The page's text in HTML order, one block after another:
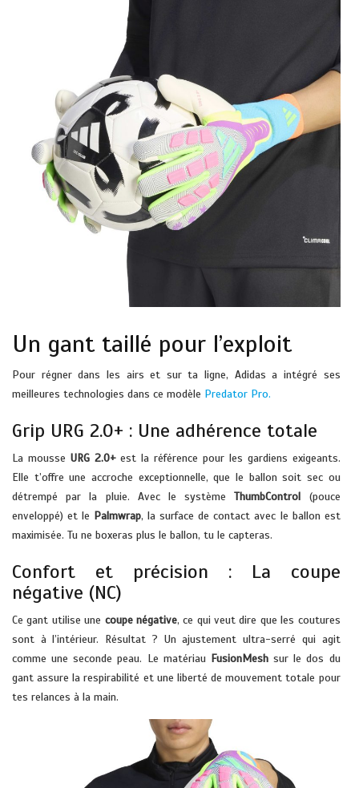
Un gant taillé pour l’exploit
Pour régner dans les airs et sur ta ligne, Adidas a intégré ses
meilleures technologies dans ce modèle Predator Pro.
Grip URG 2.0+ : Une adhérence totale
La mousse URG 2.0+est la référence pour les gardiens exigeants.
Elle t’offre une accroche exceptionnelle, que le ballon soit sec ou
détrempé par la pluie. Avec le systèmeThumbControl (pouce
enveloppé) et le Palmwrap, la surface de contact avec le ballon est
maximisée. Tu ne boxeras plus le ballon, tu le capteras.
Confort et précision : La coupe
négative (NC)
Ce gant utilise une coupe négative, ce qui veut dire que les coutures
sont à l’intérieur. Résultat ? Un ajustement ultra-serré qui agit
comme une seconde peau. Le matériau FusionMeshsur le dos du
gant assure la respirabilité et une liberté de mouvement totale pour
tes relances à la main.